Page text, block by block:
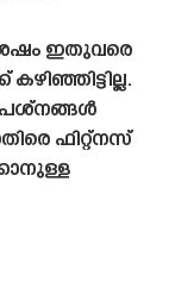
ഇതുവരെ
ഫിറ്റ്നസ്